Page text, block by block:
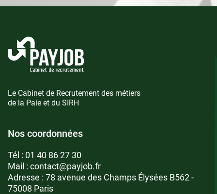
Le Cabinet de Recrutement des métiers
de la Paie et du SIRH
Nos coordonnées
Tél : 01 40 86 27 30
Mail : contact@payjob.fr
Adresse : 78 avenue des Champs Élysées B562 -
75008 Paris